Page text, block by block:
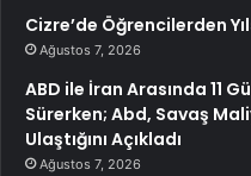
Cizre’de Öğrencilerden
Ağustos 7, 2026
ABD ile İran Arasında 11
Sürerken; Abd, Savaş
Ulaştığını Açıkladı
Ağustos 7, 2026